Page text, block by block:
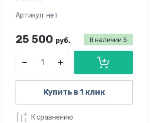
Артикул: нет
В наличии 5
25 500 руб.
Купить в 1 клик
К сравнению